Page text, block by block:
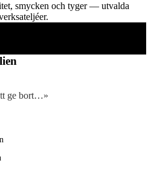
smycken och tyger — utvalda
ge bort…»